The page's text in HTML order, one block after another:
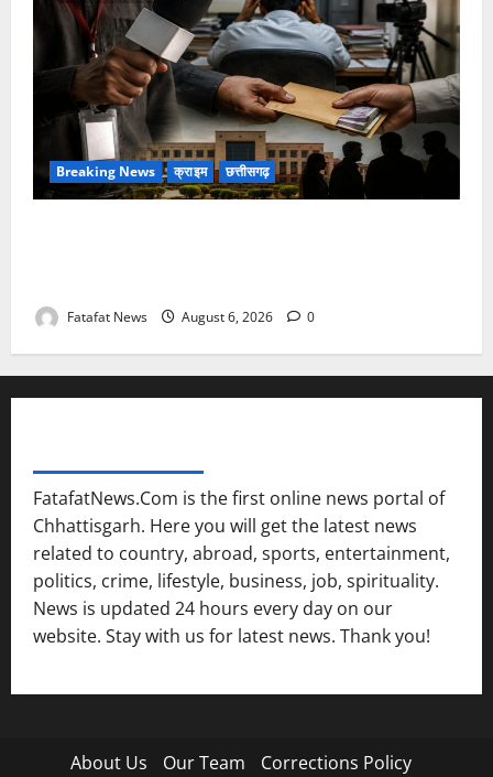
Breaking News क्राइम छत्तीसगढ़
Fatafat News August 6, 2026 0
FatafatNews.Com is the first online news portal of
Chhattisgarh. Here you will get the latest news
related to country, abroad, sports, entertainment,
politics, crime, lifestyle, business, job, spirituality.
News is updated 24 hours every day on our
website. Stay with us for latest news. Thank you!
About Us Our Team
Corrections Policy